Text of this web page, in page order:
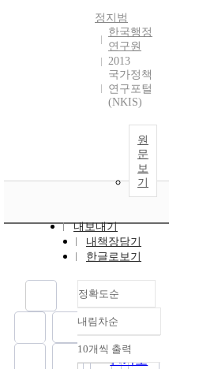
정지범
한국행정
연구원
2013
국가정책
연구포털
(NKIS)
원
문
보
기
내보내기
내책장담기
한글로보기
정확도순
정확도
순
인기도
내림차순
내림차순
10개씩 출력